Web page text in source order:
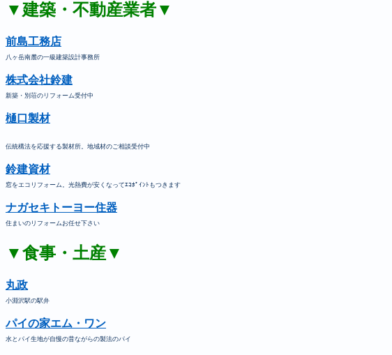
▼建築・不動産業者▼
前島工務店
八ヶ岳南麓の一級建築設計事務所
株式会社鈴建
新築・別荘のリフォーム受付中
樋口製材
伝統構法を応援する製材所。地域材のご相談受付中
鈴建資材
窓をエコリフォーム。光熱費が安くなってｴｺﾎﾟｲﾝﾄもつきます
ナガセキトーヨー住器
住まいのリフォームお任せ下さい
▼食事・土産▼
丸政
小淵沢駅の駅弁
パイの家エム・ワン
水とパイ生地が自慢の昔ながらの製法のパイ